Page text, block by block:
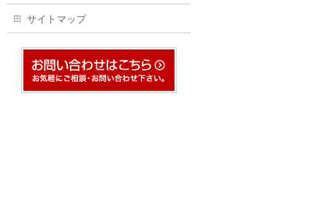
サイトマップ